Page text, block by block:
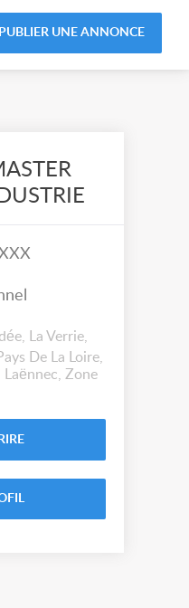
PUBLIER UNE ANNONCE
La Verrie,
De La Loire,
Laënnec, Zone